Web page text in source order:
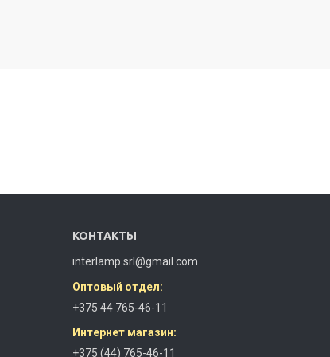
КОНТАКТЫ
interlamp.srl@gmail.com
Оптовый отдел:
+375 44 765-46-11
Интернет магазин:
+375 (44) 765-46-11